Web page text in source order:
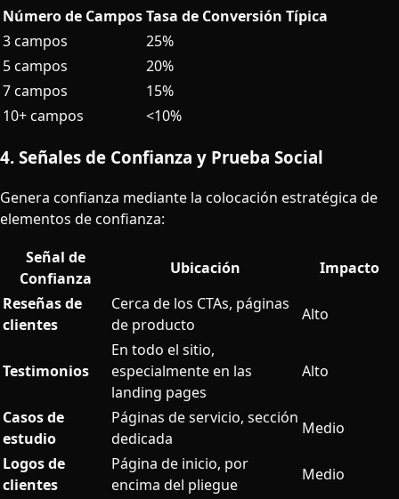
Número de CamposTasa de Conversión Típica
3 campos
25%
5 campos
20%
7 campos
15%
10+ campos
<10%
4. Señales de Confianza y Prueba Social
Genera confianza mediante la colocación estratégica de
elementos de confianza:
Señal de
Confianza
Ubicación
Impacto
Reseñas de
clientes
Cerca de los CTAs, páginas
de producto
Alto
Testimonios
En todo el sitio,
especialmente en las
landing pages
Alto
Casos de
estudio
Páginas de servicio, sección
dedicada
Medio
Logos de
clientes
Página de inicio, por
encima del pliegue
Medio